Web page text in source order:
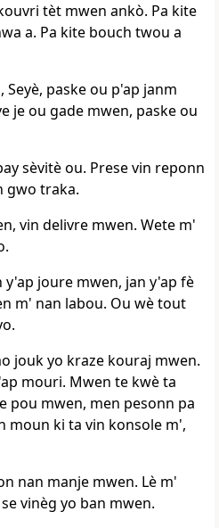
tèt mwen ankò. Pa kite
a. Pa kite bouch twou a
Seyè, paske ou p'ap janm
je ou gade mwen, paske ou
sèvitè ou. Prese vin reponn
gwo traka.
vin delivre mwen. Wete m'
y'ap joure mwen, jan y'ap fè
m' nan labou. Ou wè tout
jouk yo kraze kouraj mwen.
mouri. Mwen te kwè ta
pou mwen, men pesonn pa
moun ki ta vin konsole m',
nan manje mwen. Lè m'
vinèg yo ban mwen.